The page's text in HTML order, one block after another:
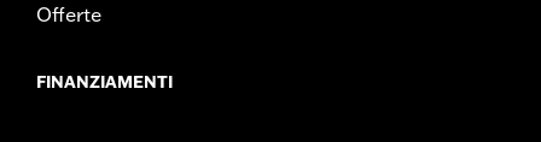
Offerte
FINANZIAMENTI